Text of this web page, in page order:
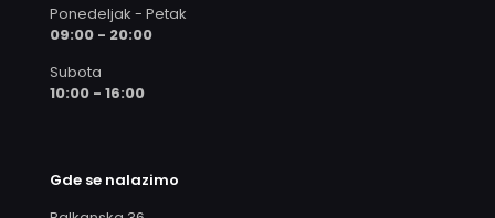
Ponedeljak - Petak
09:00 - 20:00
Subota
10:00 - 16:00
Gde se nalazimo